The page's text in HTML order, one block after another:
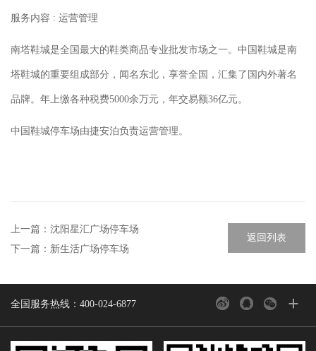
服务内容 : 运营管理
南塔鞋城是全国最大的鞋类商品专业批发市场之一。中国鞋城是南
塔鞋城的重要组成部分，闻名东北，享誉全国，汇集了国内外著名
品牌。年上缴各种税费5000余万元，年交易额36亿元。
中国鞋城停车场由捷安泊负责运营管理。
上一篇： 沈阳星汇广场停车场
下一篇： 新生活广场停车场
返回列表
全国服务热线：400-024-6877 +